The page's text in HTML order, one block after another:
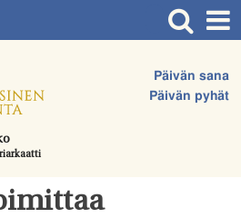
Päivän sana
Päivän pyhät